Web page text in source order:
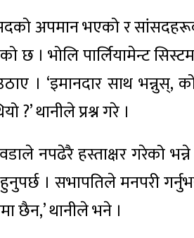
अपमान भएको र
छ । भोलि पार्लियामेन्ट
। ‘इमानदार साथ
?’ थानीले प्रश्न गरे ।
नपढेरै हस्ताक्षर गरेको
। सभापतिले मनपरी
छैन,’ थानीले भने ।